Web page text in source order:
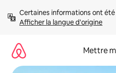
directement
Afficher la langue d'origine
Mettre